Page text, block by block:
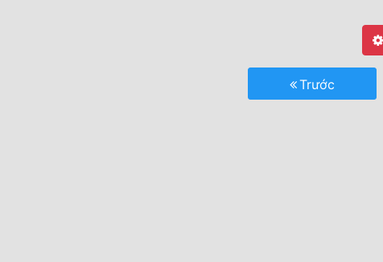
Trước